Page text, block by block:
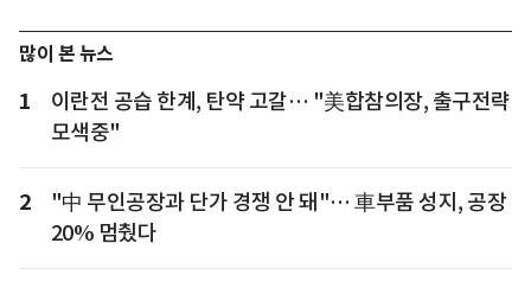
많이 본 뉴스
1
이란전 공습 한계, 탄약 고갈… "美합참의장, 출구전략
모색중"
2
"中 무인공장과 단가 경쟁 안 돼"… 車부품 성지, 공장
20% 멈췄다